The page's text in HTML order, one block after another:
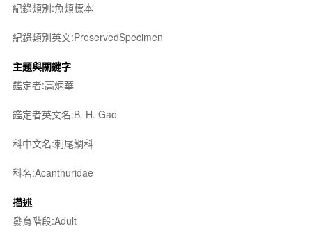
紀錄類別:魚類標本
紀錄類別英文:PreservedSpecimen
主題與關鍵字
鑑定者:高炳華
鑑定者英文名:B. H. Gao
科中文名:刺尾鯛科
科名:Acanthuridae
描述
發育階段:Adult